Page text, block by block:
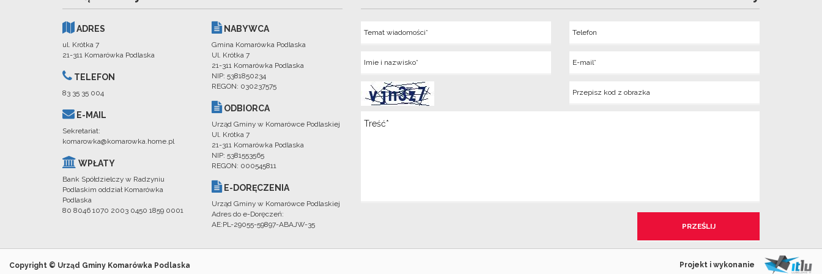
ADRES
ul. Krótka 7
21-311 Komarówka Podlaska
TELEFON
83 35 35 004
E-MAIL
Sekretariat:
komarowka@komarowka.home.pl
WPŁATY
Bank Spółdzielczy w Radzyniu
Podlaskim oddział Komarówka
Podlaska
80 8046 1070 2003 0450 1859 0001
NABYWCA
Gmina Komarówka Podlaska
Ul. Krótka 7
21-311 Komarówka Podlaska
NIP: 5381850234
REGON: 030237575
ODBIORCA
Urząd Gminy w Komarówce Podlaskiej
Ul. Krótka 7
21-311 Komarówka Podlaska
NIP: 5381553565
REGON: 000545811
E-DORĘCZENIA
Urząd Gminy w Komarówce Podlaskiej
Adres do e-Doręczeń:
AE:PL-29055-59897-ABAJW-35
Copyright © Urząd Gminy Komarówka Podlaska Projekt i wykonanie